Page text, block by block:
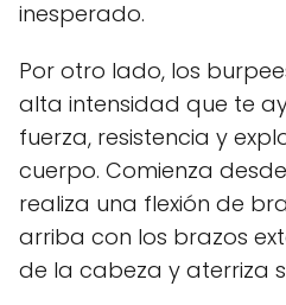
inesperado.
Por otro lado, los
alta intensidad que te
fuerza, resistencia y
cuerpo. Comienza
realiza una flexión de
arriba con los brazos
de la cabeza y aterriza